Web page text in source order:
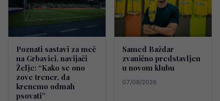
Poznati sastavi za meč
na Grbavici, navijači
Želje: “Kako se ono
zove trener, da
krenemo odmah
psovati”
Samed Baždar
zvanično predstavljen
u novom klubu
07/08/2026